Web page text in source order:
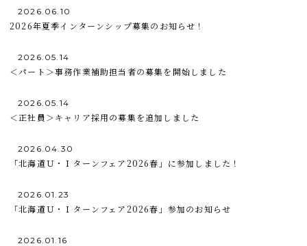
2026.06.10
2026年夏季インターンシップ募集のお知らせ！
2026.05.14
＜パート＞事務作業補助担当者の募集を開始しました
2026.05.14
＜正社員＞キャリア採用の募集を追加しました
2026.04.30
「北海道Ｕ・Ｉターンフェア2026春」に参加しました！
2026.01.23
「北海道Ｕ・Ｉターンフェア2026春」参加のお知らせ
2026.01.16